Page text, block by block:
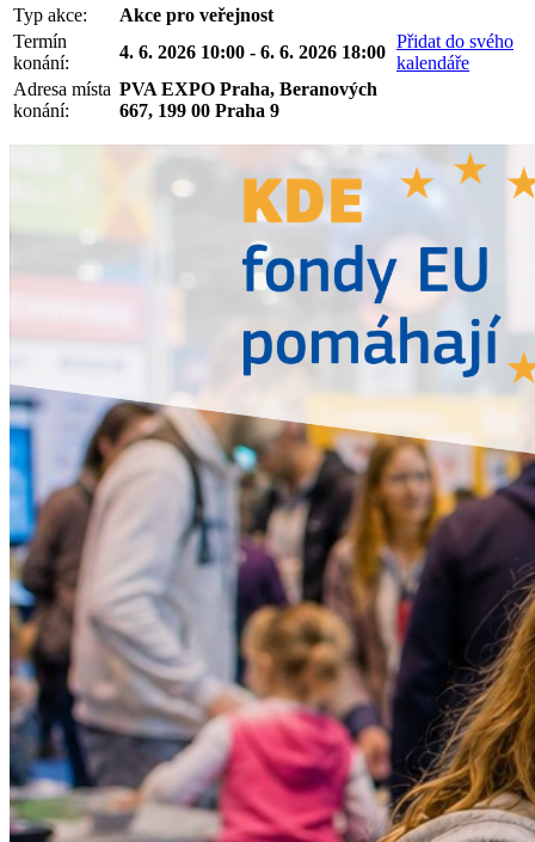
Typ akce:
Akce pro veřejnost
Termín
konání:
4. 6. 2026 10:00 - 6. 6. 2026 18:00
Přidat do svého
kalendáře
Adresa místa
konání:
PVA EXPO Praha, Beranových
667, 199 00 Praha 9